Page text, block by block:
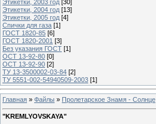
Этикетки, 2003 год [30]
Этикетки, 2004 год [13]
Этикетки, 2005 год [4]
Спички для газа [1]
ГОСТ 1820-85 [6]
ГОСТ 1820-2001 [3]
Без указания ГОСТ [1]
ОСТ 13-92-80 [0]
ОСТ 13-92-90 [2]
ТУ 13-3500002-03-84 [2]
ТУ 5551-002-54940509-2003 [1]
Главная » Файлы » Пролетарское Знамя - Солнце
"KREMLYOVSKAYA"